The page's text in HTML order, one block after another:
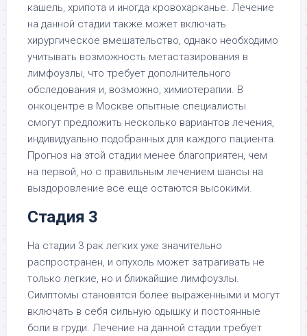
кашель, хрипота и иногда кровохарканье. Лечение
на данной стадии также может включать
хирургическое вмешательство, однако необходимо
учитывать возможность метастазирования в
лимфоузлы, что требует дополнительного
обследования и, возможно, химиотерапии. В
онкоцентре в Москве опытные специалисты
смогут предложить несколько вариантов лечения,
индивидуально подобранных для каждого пациента.
Прогноз на этой стадии менее благоприятен, чем
на первой, но с правильным лечением шансы на
выздоровление все еще остаются высокими.
Стадия 3
На стадии 3 рак легких уже значительно
распространен, и опухоль может затрагивать не
только легкие, но и ближайшие лимфоузлы.
Симптомы становятся более выраженными и могут
включать в себя сильную одышку и постоянные
боли в груди. Лечение на данной стадии требует